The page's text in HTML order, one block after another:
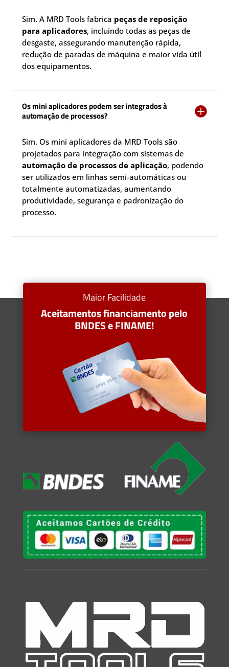
Sim. A MRD Tools fabrica peças de reposição
para aplicadores, incluindo todas as peças de
desgaste, assegurando manutenção rápida,
redução de paradas de máquina e maior vida útil
dos equipamentos.
Os mini aplicadores podem ser integrados à
automação de processos?

Sim. Os mini aplicadores da MRD Tools são
projetados para integração com sistemas de
automação de processos de aplicação, podendo
ser utilizados em linhas semi-automáticas ou
totalmente automatizadas, aumentando
produtividade, segurança e padronização do
processo.
Maior Facilidade
Aceitamentos financiamento pelo
BNDES e FINAME!